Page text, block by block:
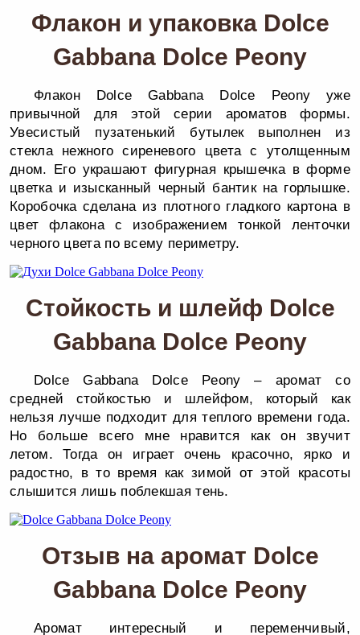
Флакон и упаковка Dolce
Gabbana Dolce Peony
Флакон Dolce Gabbana Dolce Peony уже
привычной для этой серии ароматов формы.
Увесистый пузатенький бутылек выполнен из
стекла нежного сиреневого цвета с утолщенным
дном. Его украшают фигурная крышечка в форме
цветка и изысканный черный бантик на горлышке.
Коробочка сделана из плотного гладкого картона в
цвет флакона с изображением тонкой ленточки
черного цвета по всему периметру.
Стойкость и шлейф Dolce
Gabbana Dolce Peony
Dolce Gabbana Dolce Peony – аромат со
средней стойкостью и шлейфом, который как
нельзя лучше подходит для теплого времени года.
Но больше всего мне нравится как он звучит
летом. Тогда он играет очень красочно, ярко и
радостно, в то время как зимой от этой красоты
слышится лишь поблекшая тень.
Отзыв на аромат Dolce
Gabbana Dolce Peony
Аромат интересный и переменчивый,